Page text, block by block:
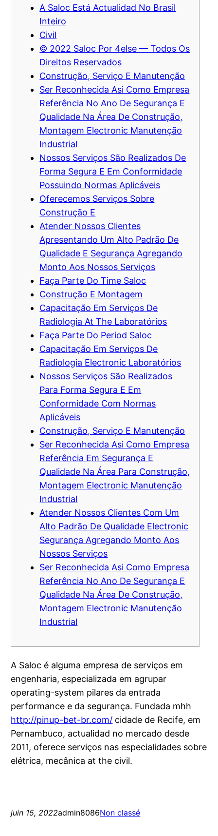
A Saloc Está Actualidad No Brasil
Inteiro
Civil
© 2022 Saloc Por 4else — Todos Os
Direitos Reservados
Construção, Serviço E Manutenção
Ser Reconhecida Asi Como Empresa
Referência No Ano De Segurança E
Qualidade Na Área De Construção,
Montagem Electronic Manutenção
Industrial
Nossos Serviços São Realizados De
Forma Segura E Em Conformidade
Possuindo Normas Aplicáveis
Oferecemos Serviços Sobre
Construção E
Atender Nossos Clientes
Apresentando Um Alto Padrão De
Qualidade E Segurança Agregando
Monto Aos Nossos Serviços
Faça Parte Do Time Saloc
Construção E Montagem
Capacitação Em Serviços De
Radiologia At The Laboratórios
Faça Parte Do Period Saloc
Capacitação Em Serviços De
Radiologia Electronic Laboratórios
Nossos Serviços São Realizados
Para Forma Segura E Em
Conformidade Com Normas
Aplicáveis
Construção, Serviço E Manutenção
Ser Reconhecida Asi Como Empresa
Referência Em Segurança E
Qualidade Na Área Para Construção,
Montagem Electronic Manutenção
Industrial
Atender Nossos Clientes Com Um
Alto Padrão De Qualidade Electronic
Segurança Agregando Monto Aos
Nossos Serviços
Ser Reconhecida Asi Como Empresa
Referência No Ano De Segurança E
Qualidade Na Área De Construção,
Montagem Electronic Manutenção
Industrial
A Saloc é alguma empresa de serviços em
engenharia, especializada em agrupar
operating-system pilares da entrada
performance e da segurança. Fundada mhh
http://pinup-bet-br.com/ cidade de Recife, em
Pernambuco, actualidad no mercado desde
2011, oferece serviços nas especialidades sobre
elétrica, mecânica at the civil.
juin 15, 2022admin8086Non classé